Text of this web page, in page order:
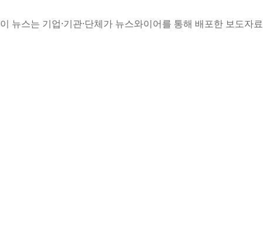
이 뉴스는 기업·기관·단체가 뉴스와이어를 통해 배포한 보도자